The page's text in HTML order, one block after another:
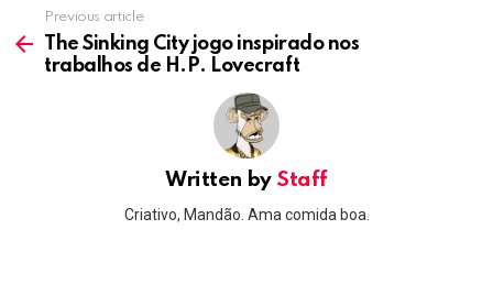
more
Previous article
The Sinking City jogo inspirado nos
trabalhos de H.P. Lovecraft
Written by Staff
Criativo, Mandão. Ama comida boa.